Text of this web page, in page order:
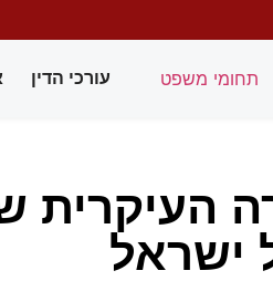
תחומי משפט עורכי הדין
העיקרית
ישראל